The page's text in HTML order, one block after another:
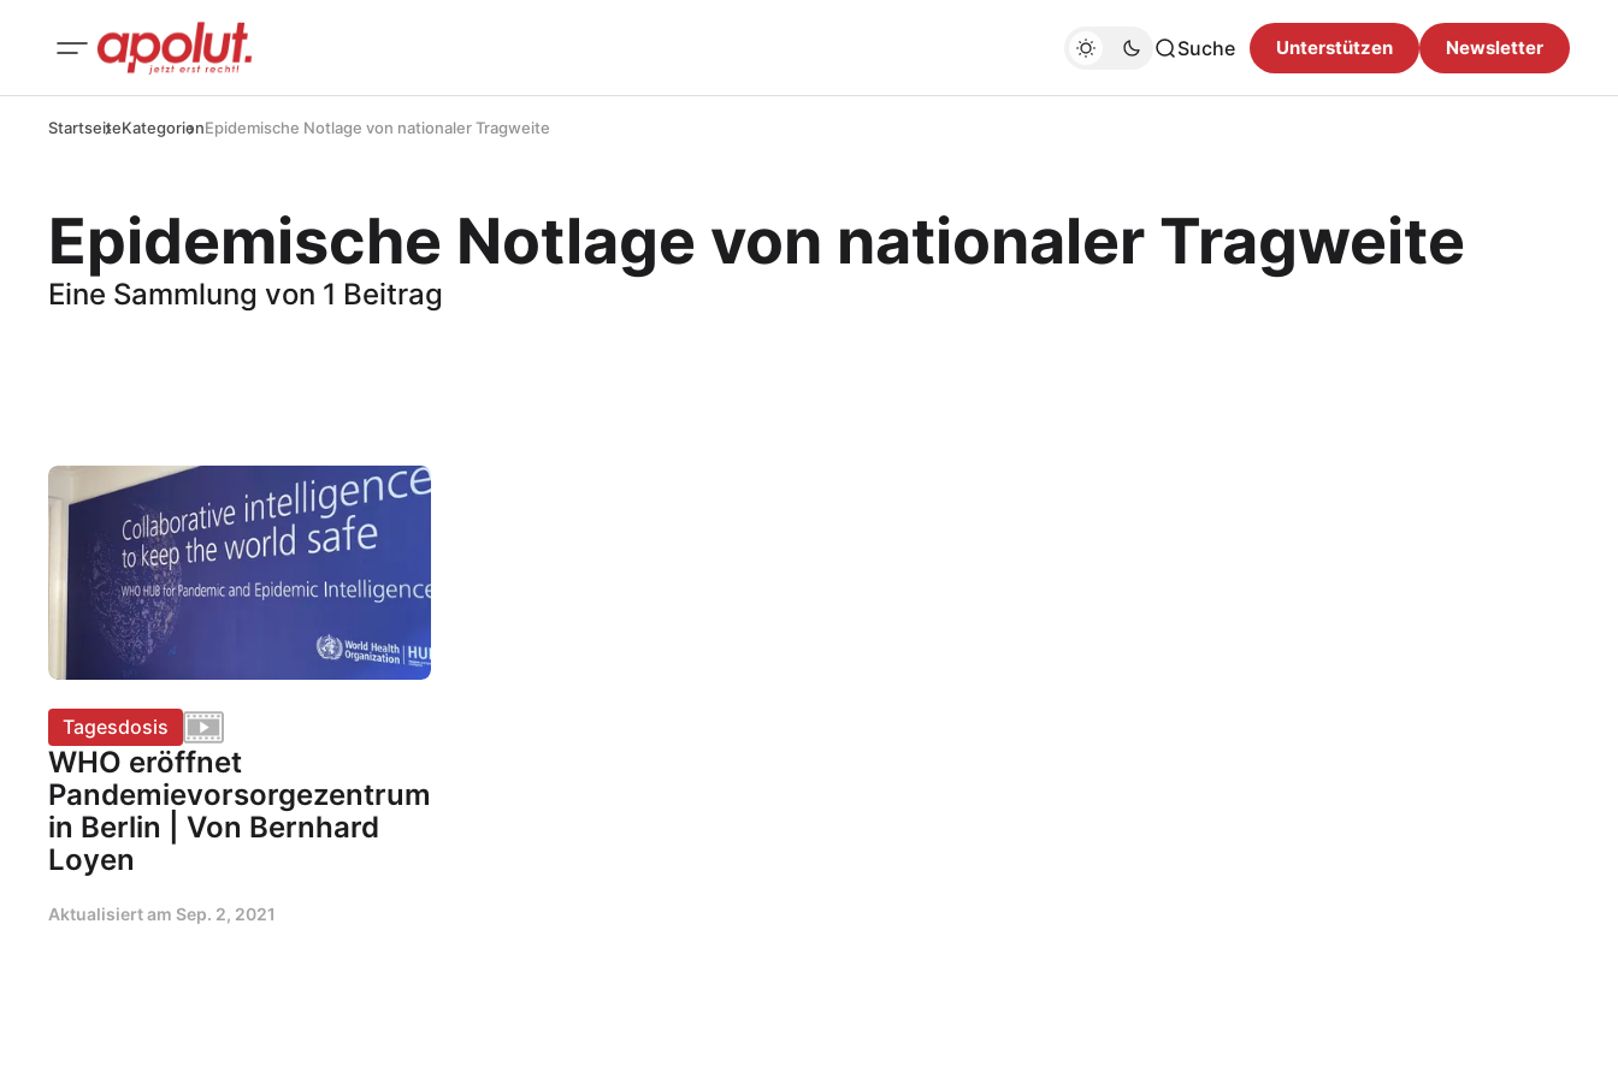
Suche Unterstützen Newsletter
StartseiteKategorienEpidemische Notlage von nationaler Tragweite
Epidemische Notlage von nationaler Tragweite
Eine Sammlung von 1 Beitrag
Tagesdosis
WHO eröffnet
Pandemievorsorgezentrum
in Berlin | Von Bernhard
Loyen
Aktualisiert am Sep. 2, 2021